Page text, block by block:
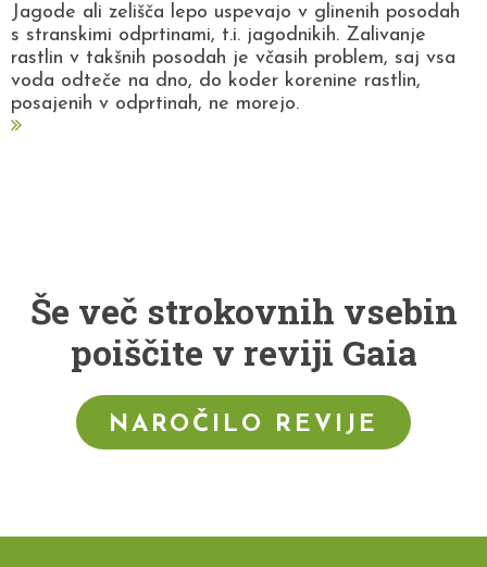
Jagode ali zelišča lepo uspevajo v glinenih posodah
s stranskimi odprtinami, t.i. jagodnikih. Zalivanje
rastlin v takšnih posodah je včasih problem, saj vsa
voda odteče na dno, do koder korenine rastlin,
posajenih v odprtinah, ne morejo.
Še več strokovnih vsebin
poiščite v reviji Gaia
NAROČILO REVIJE